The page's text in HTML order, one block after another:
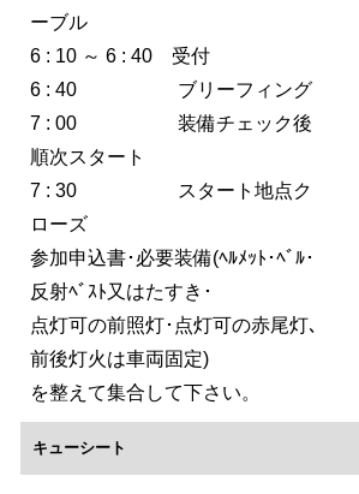
ーブル
6 : 10 ～ 6 : 40 受付
6 : 40 ブリーフィング
7 : 00 装備チェック後
順次スタート
7 : 30 スタート地点ク
ローズ
参加申込書･必要装備(ﾍﾙﾒｯﾄ･ﾍﾞﾙ･
反射ﾍﾞｽﾄ又はたすき･
点灯可の前照灯･点灯可の赤尾灯､
前後灯火は車両固定)
を整えて集合して下さい。
キューシート